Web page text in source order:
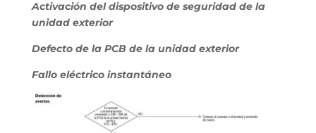
Activación del dispositivo de seguridad de la
unidad exterior
Defecto de la PCB de la unidad exterior
Fallo eléctrico instantáneo